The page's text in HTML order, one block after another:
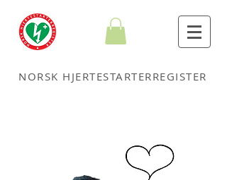
NORSK HJERTESTARTERREGISTER